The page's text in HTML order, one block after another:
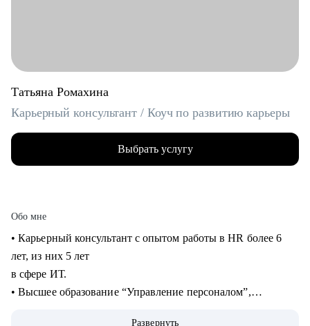
Татьяна Ромахина
Карьерный консультант / Коуч по развитию карьеры
Выбрать услугу
Обо мне
• Карьерный консультант с опытом работы в HR более 6
лет, из них 5 лет
в сфере ИТ.
• Высшее образование “Управление персоналом”,
Развернуть